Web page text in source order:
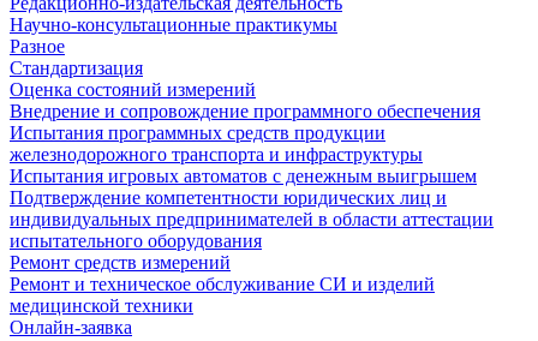
Научно-консультационные практикумы
Разное
Стандартизация
Оценка состояний измерений
Внедрение и сопровождение программного обеспечения
Испытания программных средств продукции
железнодорожного транспорта и инфраструктуры
Испытания игровых автоматов с денежным выигрышем
Подтверждение компетентности юридических лиц и
индивидуальных предпринимателей в области аттестации
испытательного оборудования
Ремонт средств измерений
Ремонт и техническое обслуживание СИ и изделий
медицинской техники
Онлайн-заявка